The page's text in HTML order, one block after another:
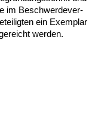
im Be­schwer­de­ver­
ein Ex­em­plar
wer­den.